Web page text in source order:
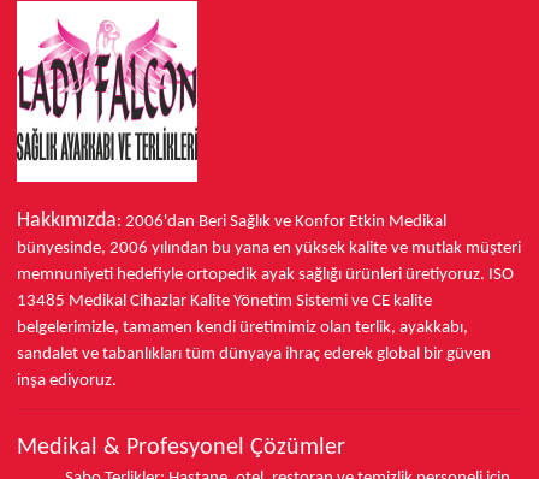
Hakkımızda: 2006'dan Beri Sağlık ve Konfor Etkin Medikal
bünyesinde, 2006 yılından bu yana en yüksek kalite ve mutlak müşteri
memnuniyeti hedefiyle ortopedik ayak sağlığı ürünleri üretiyoruz. ISO
13485 Medikal Cihazlar Kalite Yönetim Sistemi ve CE kalite
belgelerimizle, tamamen kendi üretimimiz olan terlik, ayakkabı,
sandalet ve tabanlıkları tüm dünyaya ihraç ederek global bir güven
inşa ediyoruz.
Medikal & Profesyonel Çözümler